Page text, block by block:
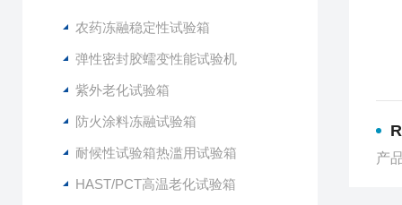
农药冻融稳定性试验箱
弹性密封胶蠕变性能试验机
紫外老化试验箱
防火涂料冻融试验箱
耐候性试验箱热滥用试验箱
HAST/PCT高温老化试验箱
产